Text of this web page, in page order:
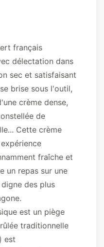
français
délectation dans
sec et satisfaisant
brise sous l'outil,
crème dense,
de
Cette crème
fraîche et
un repas sur une
des plus
est un piège
traditionnelle
est